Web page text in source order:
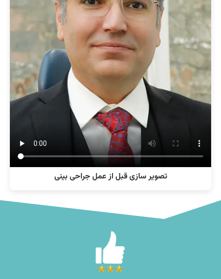
تصویر سازی قبل از عمل جراحی بینی